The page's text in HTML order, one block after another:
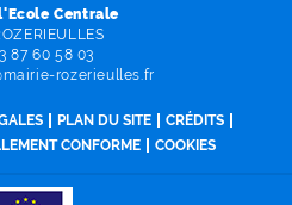
Centrale
87 60 58 03
mairie-rozerieulles.fr
PLAN DU SITE
CRÉDITS
CONFORME
COOKIES